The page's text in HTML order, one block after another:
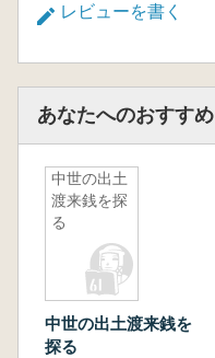
レビューを書く
あなたへのおすすめ
中世の出土
渡来銭を探
る
中世の出土渡来銭を
探る